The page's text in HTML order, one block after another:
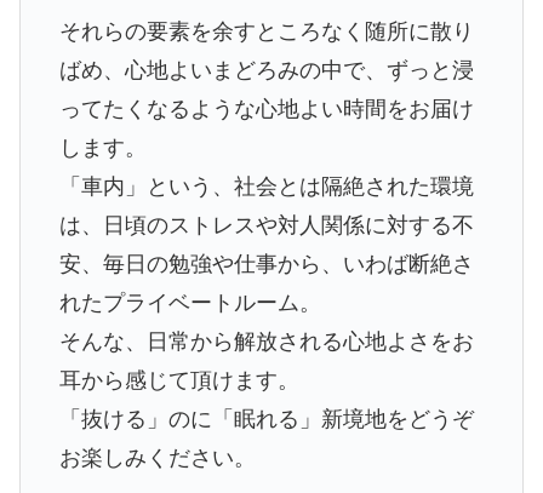
それらの要素を余すところなく随所に散り
ばめ、心地よいまどろみの中で、ずっと浸
ってたくなるような心地よい時間をお届け
します。
「車内」という、社会とは隔絶された環境
は、日頃のストレスや対人関係に対する不
安、毎日の勉強や仕事から、いわば断絶さ
れたプライベートルーム。
そんな、日常から解放される心地よさをお
耳から感じて頂けます。
「抜ける」のに「眠れる」新境地をどうぞ
お楽しみください。